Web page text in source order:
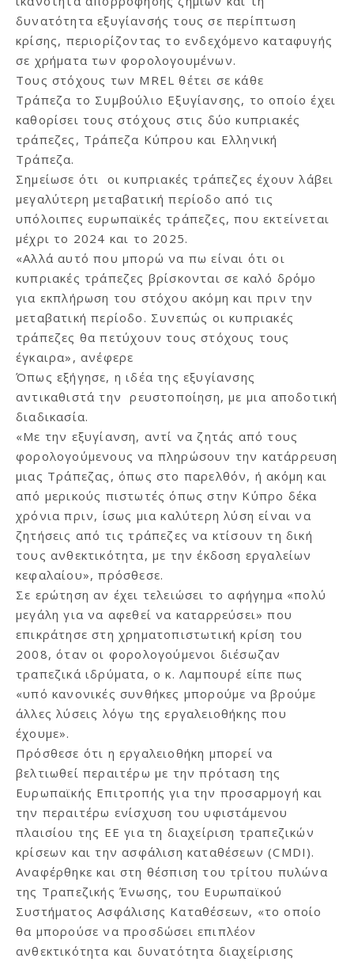
δυνατότητα εξυγίανσής τους σε περίπτωση
κρίσης, περιορίζοντας το ενδεχόμενο καταφυγής
σε χρήματα των φορολογουμένων.
Τους στόχους των MREL θέτει σε κάθε
Tράπεζα το Συμβούλιο Εξυγίανσης, το οποίο έχει
καθορίσει τους στόχους στις δύο κυπριακές
τράπεζες, Τράπεζα Κύπρου και Ελληνική
Τράπεζα.
Σημείωσε ότι οι κυπριακές τράπεζες έχουν λάβει
μεγαλύτερη μεταβατική περίοδο από τις
υπόλοιπες ευρωπαϊκές τράπεζες, που εκτείνεται
μέχρι το 2024 και το 2025.
«Αλλά αυτό που μπορώ να πω είναι ότι οι
κυπριακές τράπεζες βρίσκονται σε καλό δρόμο
για εκπλήρωση του στόχου ακόμη και πριν την
μεταβατική περίοδο. Συνεπώς οι κυπριακές
τράπεζες θα πετύχουν τους στόχους τους
έγκαιρα», ανέφερε
Όπως εξήγησε, η ιδέα της εξυγίανσης
αντικαθιστά την ρευστοποίηση, με μια αποδοτική
διαδικασία.
«Με την εξυγίανση, αντί να ζητάς από τους
φορολογούμενους να πληρώσουν την κατάρρευση
μιας Τράπεζας, όπως στο παρελθόν, ή ακόμη και
από μερικούς πιστωτές όπως στην Κύπρο δέκα
χρόνια πριν, ίσως μια καλύτερη λύση είναι να
ζητήσεις από τις τράπεζες να κτίσουν τη δική
τους ανθεκτικότητα, με την έκδοση εργαλείων
κεφαλαίου», πρόσθεσε.
Σε ερώτηση αν έχει τελειώσει το αφήγημα «πολύ
μεγάλη για να αφεθεί να καταρρεύσει» που
επικράτησε στη χρηματοπιστωτική κρίση του
2008, όταν οι φορολογούμενοι διέσωζαν
τραπεζικά ιδρύματα, ο κ. Λαμπουρέ είπε πως
«υπό κανονικές συνθήκες μπορούμε να βρούμε
άλλες λύσεις λόγω της εργαλειοθήκης που
έχουμε».
Πρόσθεσε ότι η εργαλειοθήκη μπορεί να
βελτιωθεί περαιτέρω με την πρόταση της
Ευρωπαϊκής Επιτροπής για την προσαρμογή και
την περαιτέρω ενίσχυση του υφιστάμενου
πλαισίου της ΕΕ για τη διαχείριση τραπεζικών
κρίσεων και την ασφάλιση καταθέσεων (CMDI).
Αναφέρθηκε και στη θέσπιση του τρίτου πυλώνα
της Τραπεζικής Ένωσης, του Ευρωπαϊκού
Συστήματος Ασφάλισης Καταθέσεων, «το οποίο
θα μπορούσε να προσδώσει επιπλέον
ανθεκτικότητα και δυνατότητα διαχείρισης